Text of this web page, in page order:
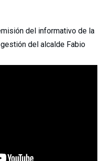
del informativo de la
del alcalde Fabio